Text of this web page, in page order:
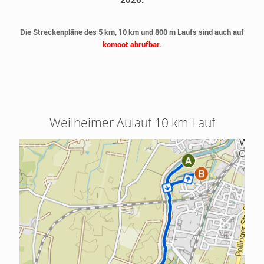
Die Streckenpläne des 5 km, 10 km und 800 m Laufs sind auch auf
komoot abrufbar.
Weilheimer Aulauf 10 km Lauf